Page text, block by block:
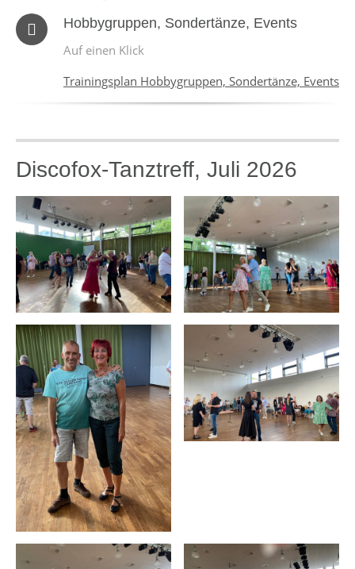
Hobbygruppen, Sondertänze, Events
Auf einen Klick
Trainingsplan Hobbygruppen, Sondertänze, Events
Discofox-Tanztreff, Juli 2026